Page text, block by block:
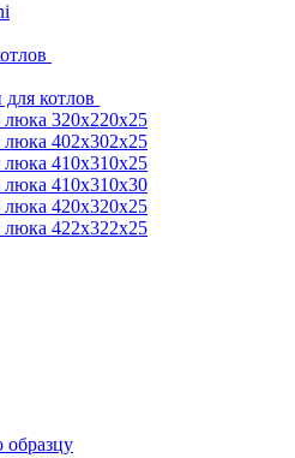
котлов
люка 320x220x25
люка 402x302x25
люка 410x310x25
410х310х30
люка 420x320x25
люка 422x322x25
образцу